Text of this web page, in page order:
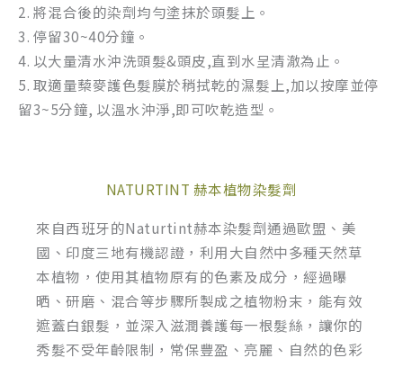
2. 將混合後的染劑均勻塗抹於頭髮上。
3. 停留30~40分鐘。
4. 以大量清水沖洗頭髮&頭皮,直到水呈清澈為止。
5. 取適量蔾麥護色髮膜於稍拭乾的濕髮上,加以按摩並停
留3~5分鐘, 以溫水沖淨,即可吹乾造型。
NATURTINT 赫本植物染髮劑
來自西班牙的Naturtint赫本染髮劑通過歐盟、美
國、印度三地有機認證，利用大自然中多種天然草
本植物，使用其植物原有的色素及成分，經過曝
晒、研磨、混合等步驟所製成之植物粉末，能有效
遮蓋白銀髮，並深入滋潤養護每一根髮絲，讓你的
秀髮不受年齡限制，常保豐盈、亮麗、自然的色彩